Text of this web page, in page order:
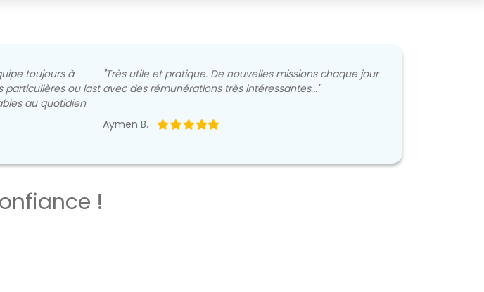
toujours à
particulières ou last
au quotidien
"Très utile et pratique. De nouvelles missions chaque jour
avec des rémunérations très intéressantes..."
Aymen B.
!